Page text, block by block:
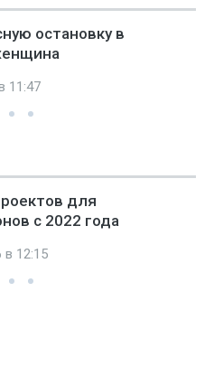
остановку в
11:47
для
с 2022 года
в 12:15